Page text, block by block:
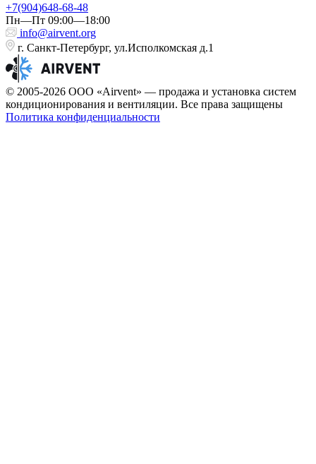
+7(904)648-68-48
Пн—Пт 09:00—18:00
info@airvent.org
г. Санкт-Петербург, ул.Исполкомская д.1
© 2005-2026 ООО «Airvent» — продажа и установка систем
кондиционирования и вентиляции. Все права защищены
Политика конфиденциальности